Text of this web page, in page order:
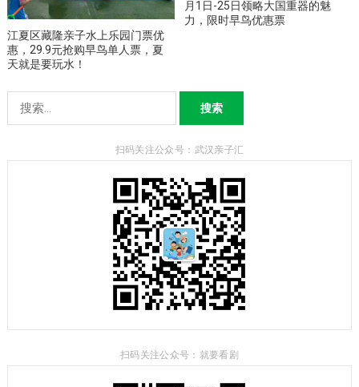
江夏区藏隆亲子水上乐园门票优
惠，29.9元抢购早鸟单人票，夏
天就是要玩水！
月1日-25日领略大国重器的魅
力，限时早鸟优惠票
索：
扫码关注公众号：武汉亲子汇
扫码关注公众号：就要看剧